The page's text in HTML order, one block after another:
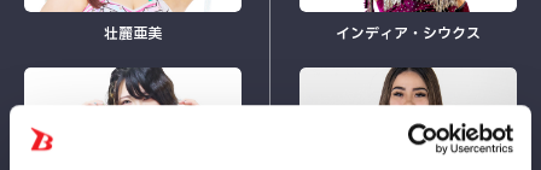
壮麗亜美 インディア・シウクス